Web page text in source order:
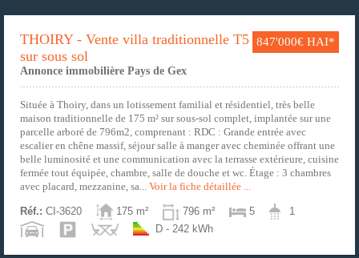
847'000€ HAI*
THOIRY - Vente villa traditionnelle T5
sur sous sol
Annonce immobilière Pays de Gex
Située à Thoiry, dans un lotissement familial et résidentiel, très belle
maison traditionnelle de 175 m² sur sous-sol complet, implantée sur une
parcelle arboré de 796m2, comprenant : RDC : Grande entrée avec
escalier en chêne massif, séjour salle à manger avec cheminée offrant une
belle luminosité et une communication avec la terrasse extérieure, cuisine
fermée tout équipée, chambre, salle de douche et wc. Étage : 3 chambres
avec placard, mezzanine, sa... Voir la fiche détaillée ...
Réf.: CI-3620 175 m² 796 m² 5
1
D - 242 kWh